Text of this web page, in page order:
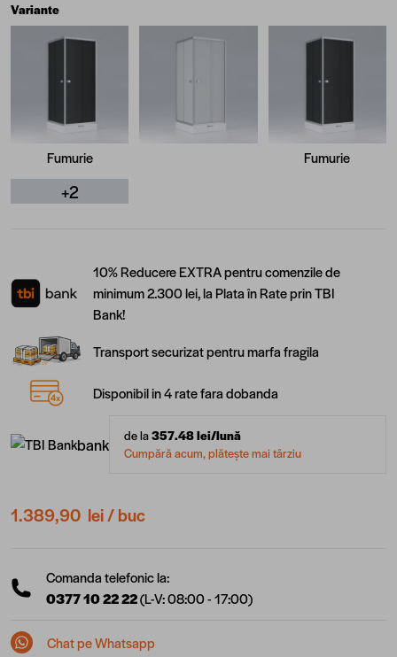
Variante
Fumurie Fumurie
+2
10% Reducere EXTRA pentru comenzile de
minimum 2.300 lei, la Plata în Rate prin TBI
Bank!
Transport securizat pentru marfa fragila
Disponibil in 4 rate fara dobanda
bank de la357.48lei/lună
Cumpără acum, plătește mai târziu
1.389,90 lei/ buc
Comanda telefonic la:
0377 10 22 22(L-V: 08:00 - 17:00)
Chat pe Whatsapp